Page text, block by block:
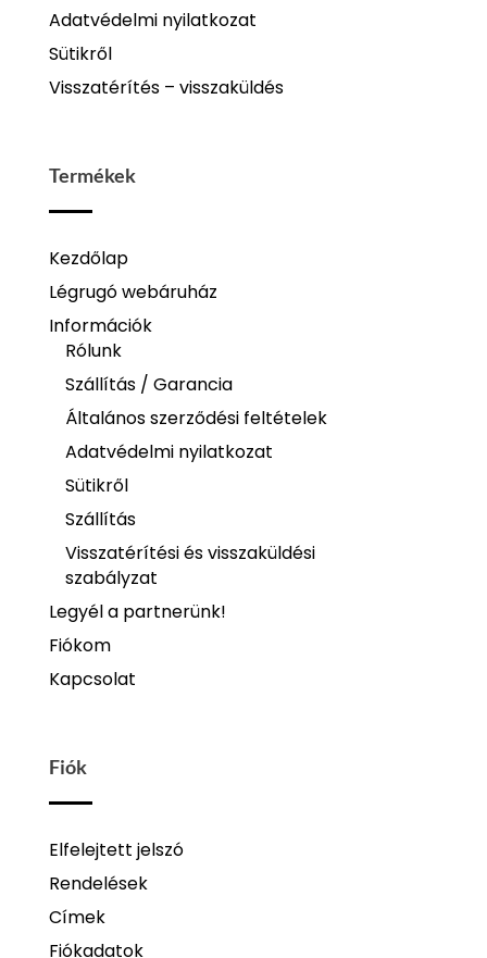
Adatvédelmi nyilatkozat
Sütikről
Visszatérítés – visszaküldés
Termékek
Kezdőlap
Légrugó webáruház
Információk
Rólunk
Szállítás / Garancia
Általános szerződési feltételek
Adatvédelmi nyilatkozat
Sütikről
Szállítás
Visszatérítési és visszaküldési
szabályzat
Legyél a partnerünk!
Fiókom
Kapcsolat
Fiók
Elfelejtett jelszó
Rendelések
Címek
Fiókadatok